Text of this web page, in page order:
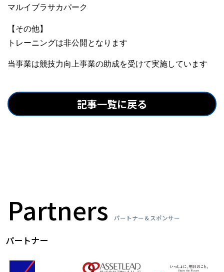
マルイブラサカパーク
【その他】
トレーニングは非公開となります
当事業は競技力向上事業の助成を受けて実施しています
記事一覧に戻る
Partners パートナー＆スポンサー
パートナー